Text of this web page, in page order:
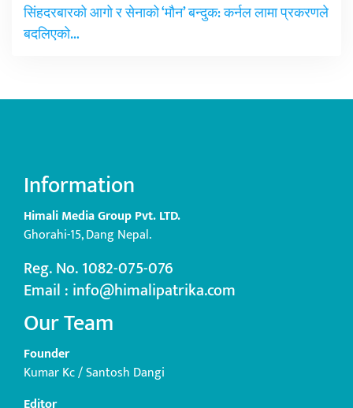
सिंहदरबारको आगो र सेनाको ‘मौन’ बन्दुक: कर्नल लामा प्रकरणले
बदलिएको…
Information
Himali Media Group Pvt. LTD.
Ghorahi-15, Dang Nepal.
Reg. No. 1082-075-076
Email : info@himalipatrika.com
Our Team
Founder
Kumar Kc / Santosh Dangi